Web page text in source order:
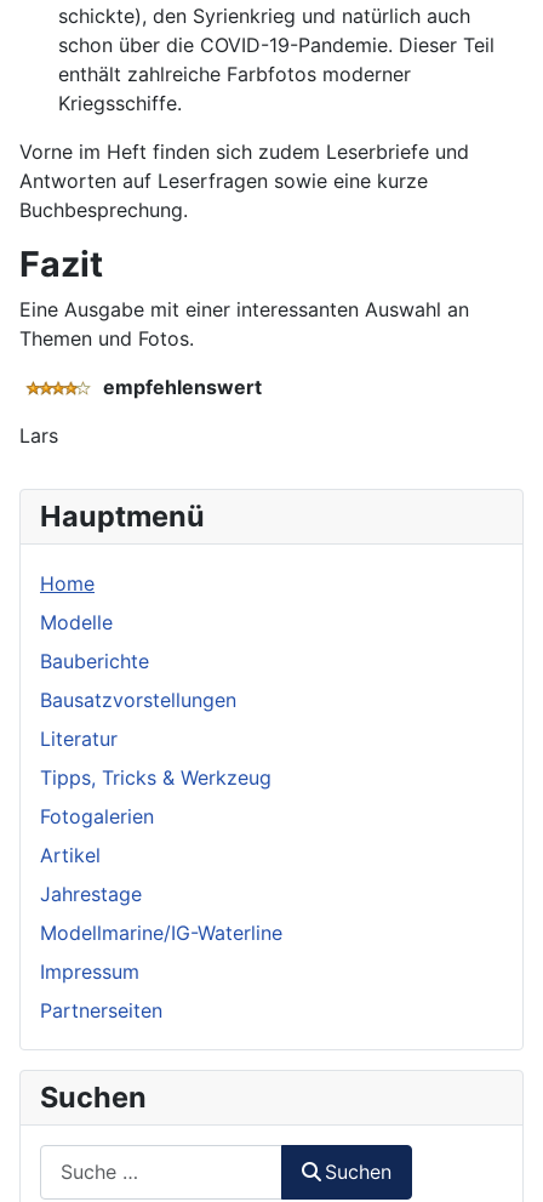
Hauptmenü
Home
Modelle
Bauberichte
Bausatzvorstellungen
Literatur
Tipps, Tricks & Werkzeug
Fotogalerien
Artikel
Jahrestage
Modellmarine/IG-Waterline
Impressum
Partnerseiten
Suchen
Suchen
schickte), den Syrienkrieg und natürlich auch
schon über die COVID-19-Pandemie. Dieser Teil
enthält zahlreiche Farbfotos moderner
Kriegsschiffe.
Vorne im Heft finden sich zudem Leserbriefe und
Antworten auf Leserfragen sowie eine kurze
Buchbesprechung.
Fazit
Eine Ausgabe mit einer interessanten Auswahl an
Themen und Fotos.
empfehlenswert
Lars